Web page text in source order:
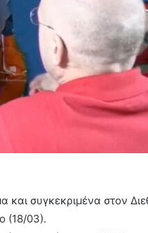
συγκεκριμένα στον
(18/03).